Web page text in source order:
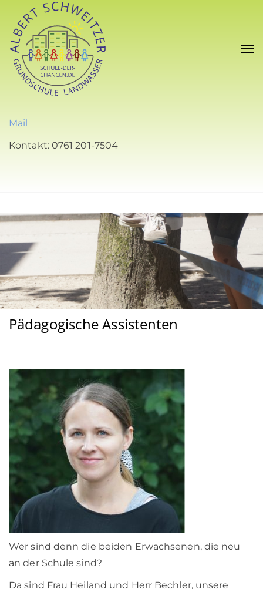
Mail
Kontakt: 0761 201-7504
Pädagogische Assistenten
Wer sind denn die beiden Erwachsenen, die neu
an der Schule sind?
Da sind Frau Heiland und Herr Bechler, unsere